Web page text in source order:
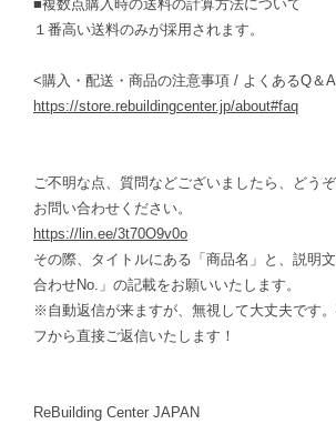
■複数点購入時の送料の計算方法について
１番高い送料のみが採用されます。
<購入・配送・商品の注意事項 / よくあるQ＆
https://store.rebuildingcenter.jp/about#faq
ご不明な点、質問などございましたら、どう
お問い合わせください。
https://lin.ee/3t70O9v0o
その際、タイトルにある「商品名」と、説明
合わせNo.」の記載をお願いいたします。
※自動返信が来ますが、無視して大丈夫です
フから直接ご返信いたします！
ReBuilding Center JAPAN